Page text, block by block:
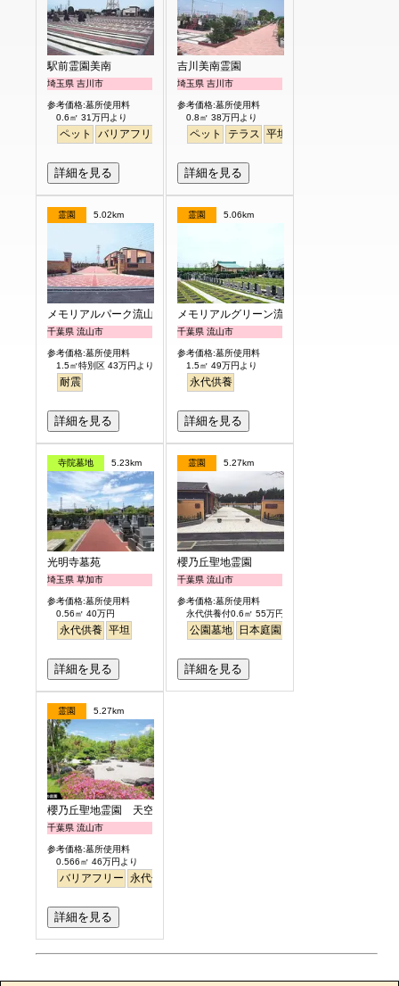
駅前霊園美南
埼玉県 吉川市
参考価格:墓所使用料
0.6㎡ 31万円より
ペット バリアフリー 駅から徒歩
詳細を見る
吉川美南霊園
埼玉県 吉川市
参考価格:墓所使用料
0.8㎡ 38万円より
ペット テラス 平坦
詳細を見る
霊園 5.02km
メモリアルパーク流山聖地
千葉県 流山市
参考価格:墓所使用料
1.5㎡特別区 43万円より
耐震
詳細を見る
霊園 5.06km
メモリアルグリーン流山聖地
千葉県 流山市
参考価格:墓所使用料
1.5㎡ 49万円より
永代供養
詳細を見る
寺院墓地 5.23km
光明寺墓苑
埼玉県 草加市
参考価格:墓所使用料
0.56㎡ 40万円
永代供養 平坦
詳細を見る
霊園 5.27km
櫻乃丘聖地霊園
千葉県 流山市
参考価格:墓所使用料
永代供養付0.6㎡ 55万円より
公園墓地 日本庭園
詳細を見る
霊園 5.27km
櫻乃丘聖地霊園 天空の郷
千葉県 流山市
参考価格:墓所使用料
0.566㎡ 46万円より
バリアフリー 永代供養
詳細を見る